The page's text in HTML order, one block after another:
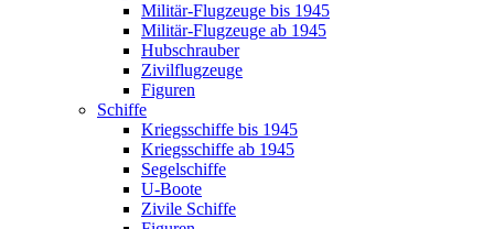
Militär-Flugzeuge bis 1945
Militär-Flugzeuge ab 1945
Hubschrauber
Zivilflugzeuge
Figuren
Schiffe
Kriegsschiffe bis 1945
Kriegsschiffe ab 1945
Segelschiffe
U-Boote
Zivile Schiffe